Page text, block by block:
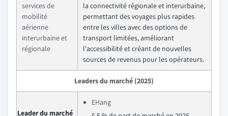
services de
mobilité
aérienne
interurbaine et
régionale
la connectivité régionale et interurbaine,
permettant des voyages plus rapides
entre les villes avec des options de
transport limitées, améliorant
l'accessibilité et créant de nouvelles
sources de revenus pour les opérateurs.
Leaders du marché (2025)
Leader du marché
EHang